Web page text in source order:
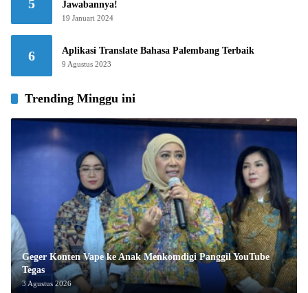
5 Jawabannya!
19 Januari 2024
6 Aplikasi Translate Bahasa Palembang Terbaik
9 Agustus 2023
Trending Minggu ini
Geger Konten Vape ke Anak Menkomdigi Panggil YouTube
Tegas
3 Agustus 2026